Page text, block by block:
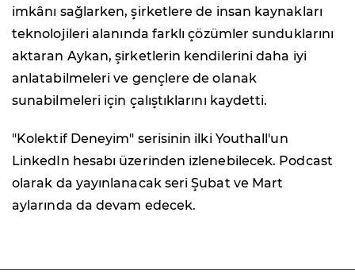
imkânı sağlarken, şirketlere de insan kaynakları
teknolojileri alanında farklı çözümler sunduklarını
aktaran Aykan, şirketlerin kendilerini daha iyi
anlatabilmeleri ve gençlere de olanak
sunabilmeleri için çalıştıklarını kaydetti.
"Kolektif Deneyim" serisinin ilki Youthall'un
LinkedIn hesabı üzerinden izlenebilecek. Podcast
olarak da yayınlanacak seri Şubat ve Mart
aylarında da devam edecek.